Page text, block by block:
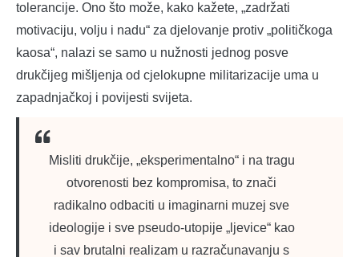
tolerancije. Ono što može, kako kažete, „zadržati
motivaciju, volju i nadu“ za djelovanje protiv „političkoga
kaosa“, nalazi se samo u nužnosti jednog posve
drukčijeg mišljenja od cjelokupne militarizacije uma u
zapadnjačkoj i povijesti svijeta.
Misliti drukčije, „eksperimentalno“ i na tragu
otvorenosti bez kompromisa, to znači
radikalno odbaciti u imaginarni muzej sve
ideologije i sve pseudo-utopije „ljevice“ kao
i sav brutalni realizam u razračunavanju s